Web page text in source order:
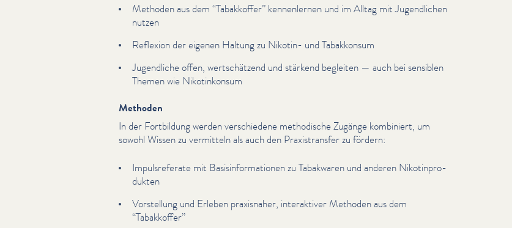
Methoden aus dem“Tabakkoffer” ken­nen­ler­nen und im Alltag mit Jugendlichen
nutzen
Reflexion der eigenen Haltung zu Nikotin- und Tabakkonsum
Jugendliche offen, wertschätzend und stärkend begleiten — auch bei sensiblen
Themen wie Nikotinkon­sum
Methoden
In der Fortbildung werden ver­schiedene methodische Zugänge kombiniert, um
sowohl Wissen zu vermitteln als auch den Prax­is­trans­fer zu fördern:
Impul­srefer­ate mit Basis­in­for­ma­tio­nen zu Tabakwaren und anderen Nikot­in­pro­
duk­ten
Vorstellung und Erleben praxisnaher, inter­ak­tiv­er Methoden aus dem
“Tabakkoffer”